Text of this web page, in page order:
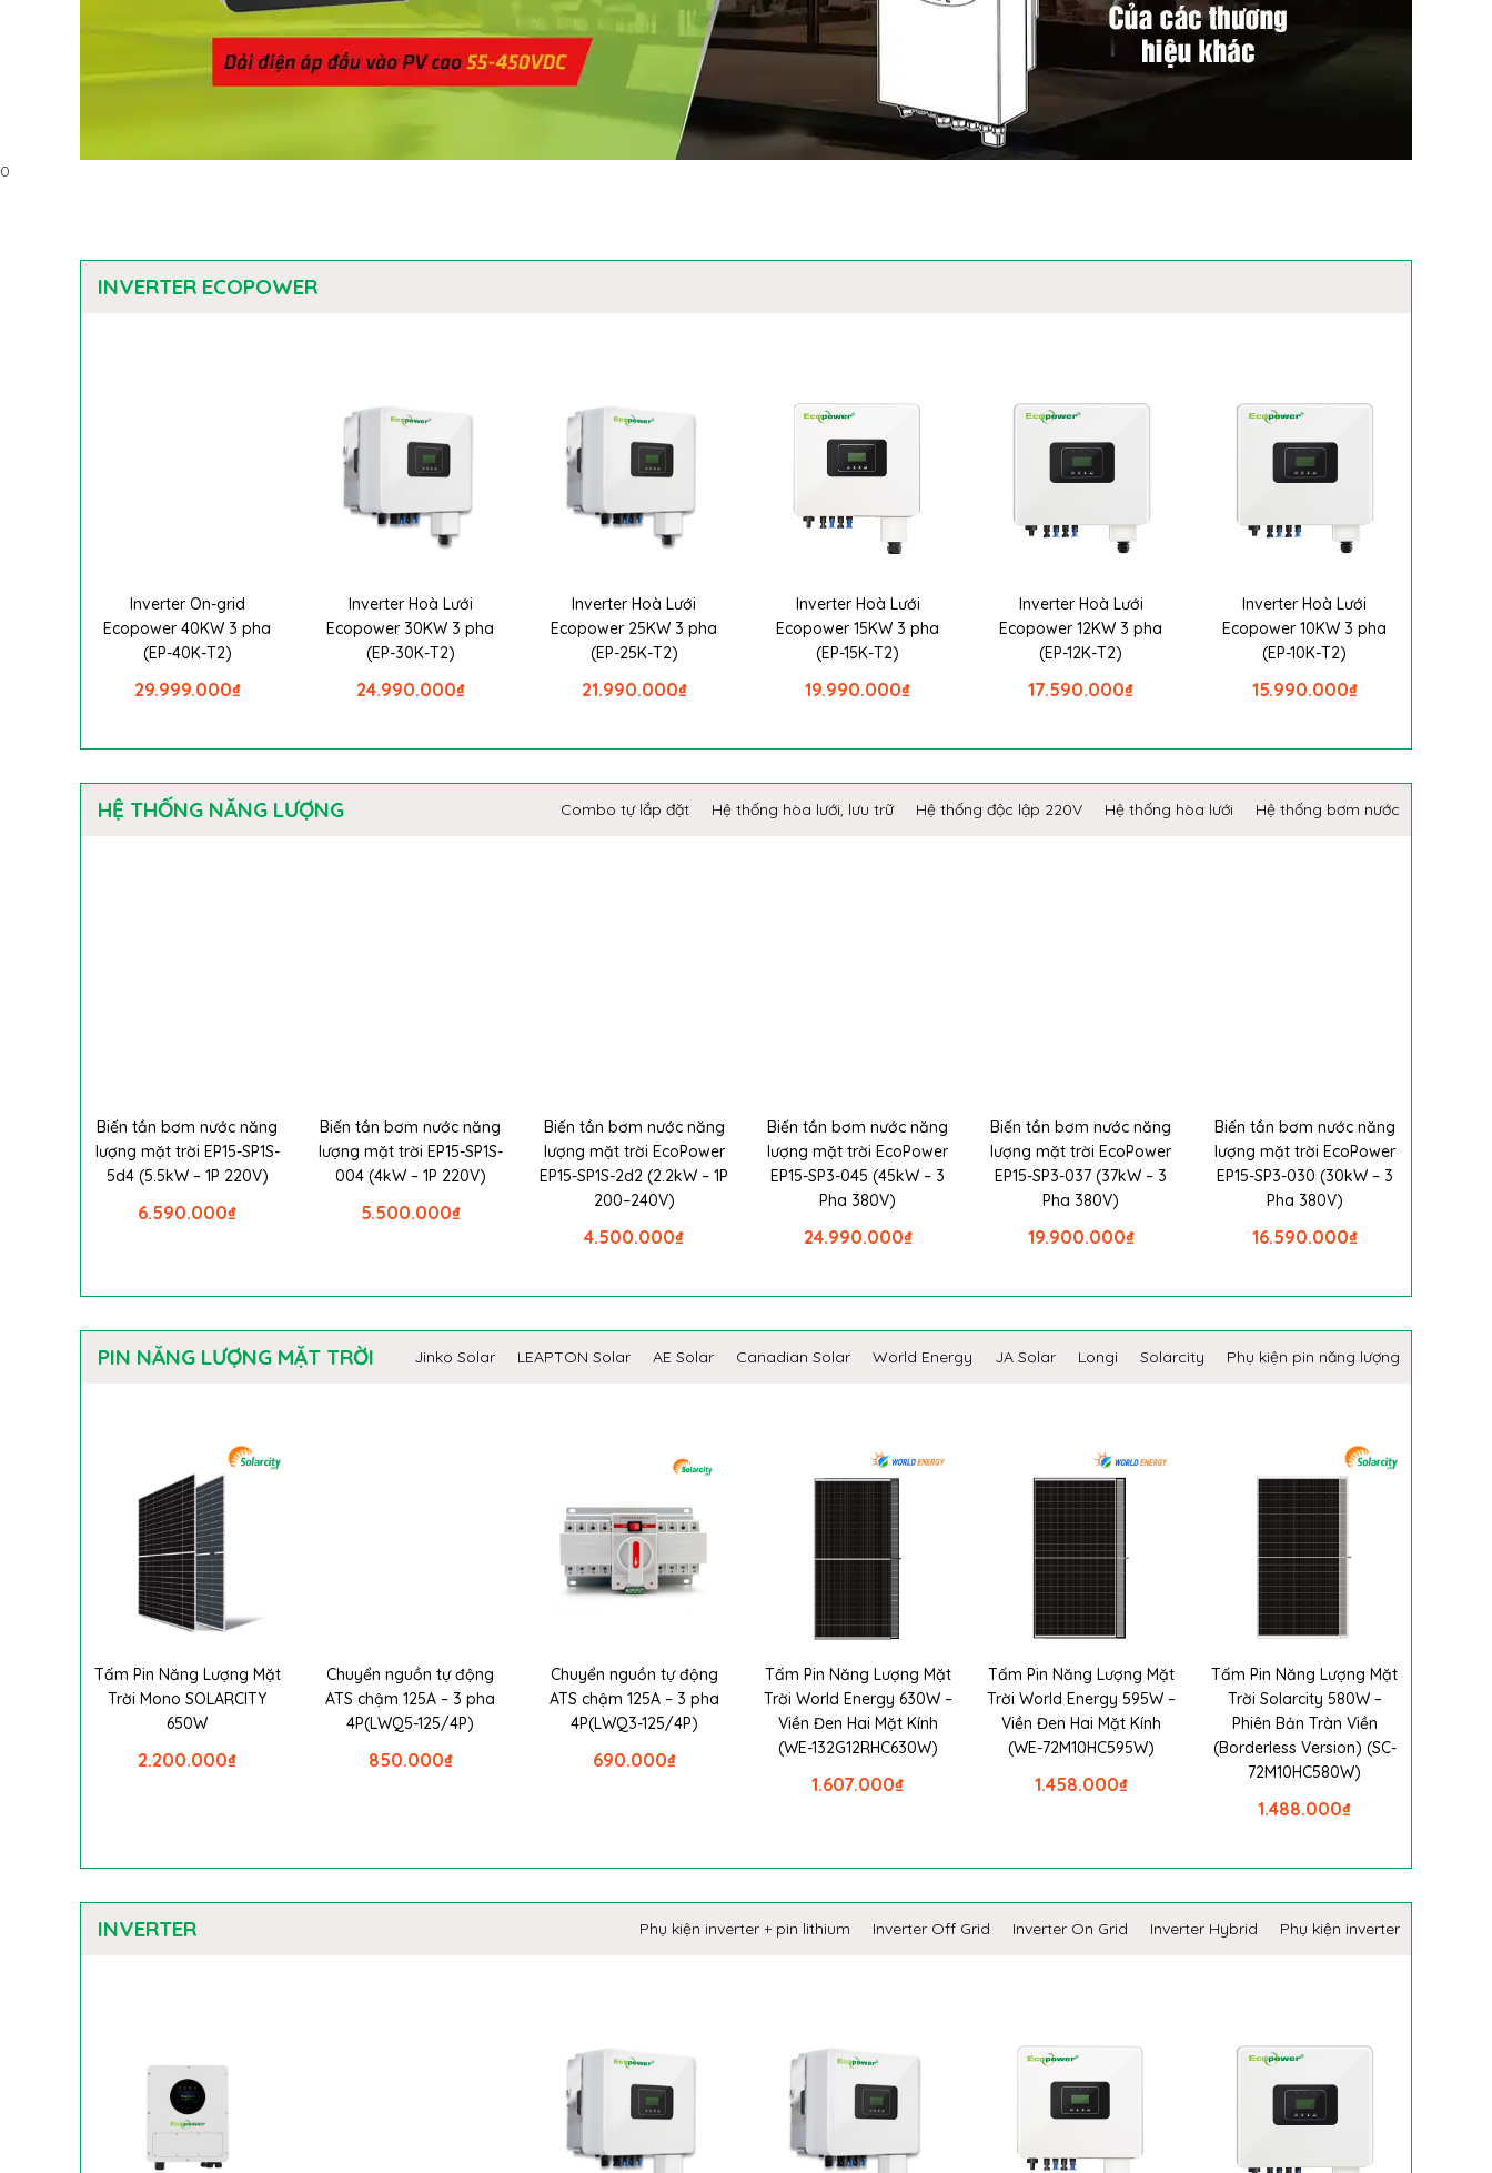
0
INVERTER ECOPOWER
Inverter On-grid
Ecopower 40KW 3 pha
(EP-40K-T2)
₫
29.999.000
Inverter Hoà Lưới
Ecopower 30KW 3 pha
(EP-30K-T2)
₫
24.990.000
Inverter Hoà Lưới
Ecopower 25KW 3 pha
(EP-25K-T2)
₫
21.990.000
Inverter Hoà Lưới
Ecopower 15KW 3 pha
(EP-15K-T2)
₫
19.990.000
Inverter Hoà Lưới
Ecopower 12KW 3 pha
(EP-12K-T2)
₫
17.590.000
Inverter Hoà Lưới
Ecopower 10KW 3 pha
(EP-10K-T2)
₫
15.990.000
HỆ THỐNG NĂNG LƯỢNG Combo tự lắp đặt Hệ thống hòa lưới, lưu trữ Hệ thống độc lập 220V Hệ thống hòa lưới Hệ thống bơm nước
Biến tần bơm nước năng
lượng mặt trời EP15-SP1S-
5d4 (5.5kW – 1P 220V)
₫
6.590.000
Biến tần bơm nước năng
lượng mặt trời EP15-SP1S-
004 (4kW – 1P 220V)
₫
5.500.000
Biến tần bơm nước năng
lượng mặt trời EcoPower
EP15-SP1S-2d2 (2.2kW – 1P
200–240V)
₫
4.500.000
Biến tần bơm nước năng
lượng mặt trời EcoPower
EP15-SP3-045 (45kW – 3
Pha 380V)
₫
24.990.000
Biến tần bơm nước năng
lượng mặt trời EcoPower
EP15-SP3-037 (37kW – 3
Pha 380V)
₫
19.900.000
Biến tần bơm nước năng
lượng mặt trời EcoPower
EP15-SP3-030 (30kW – 3
Pha 380V)
₫
16.590.000
PIN NĂNG LƯỢNG MẶT TRỜI Jinko Solar LEAPTON Solar AE Solar Canadian Solar World Energy JA Solar Longi Solarcity Phụ kiện pin năng lượng
Tấm Pin Năng Lượng Mặt
Trời Mono SOLARCITY
650W
₫
2.200.000
Chuyển nguồn tự động
ATS chậm 125A – 3 pha
4P(LWQ5-125/4P)
₫
850.000
Chuyển nguồn tự động
ATS chậm 125A – 3 pha
4P(LWQ3-125/4P)
₫
690.000
Tấm Pin Năng Lượng Mặt
Trời World Energy 630W –
Viền Đen Hai Mặt Kính
(WE-132G12RHC630W)
₫
1.607.000
Tấm Pin Năng Lượng Mặt
Trời World Energy 595W –
Viền Đen Hai Mặt Kính
(WE-72M10HC595W)
₫
1.458.000
Tấm Pin Năng Lượng Mặt
Trời Solarcity 580W –
Phiên Bản Tràn Viền
(Borderless Version) (SC-
72M10HC580W)
₫
1.488.000
INVERTER Phụ kiện inverter + pin lithium Inverter Off Grid Inverter On Grid Inverter Hybrid Phụ kiện inverter